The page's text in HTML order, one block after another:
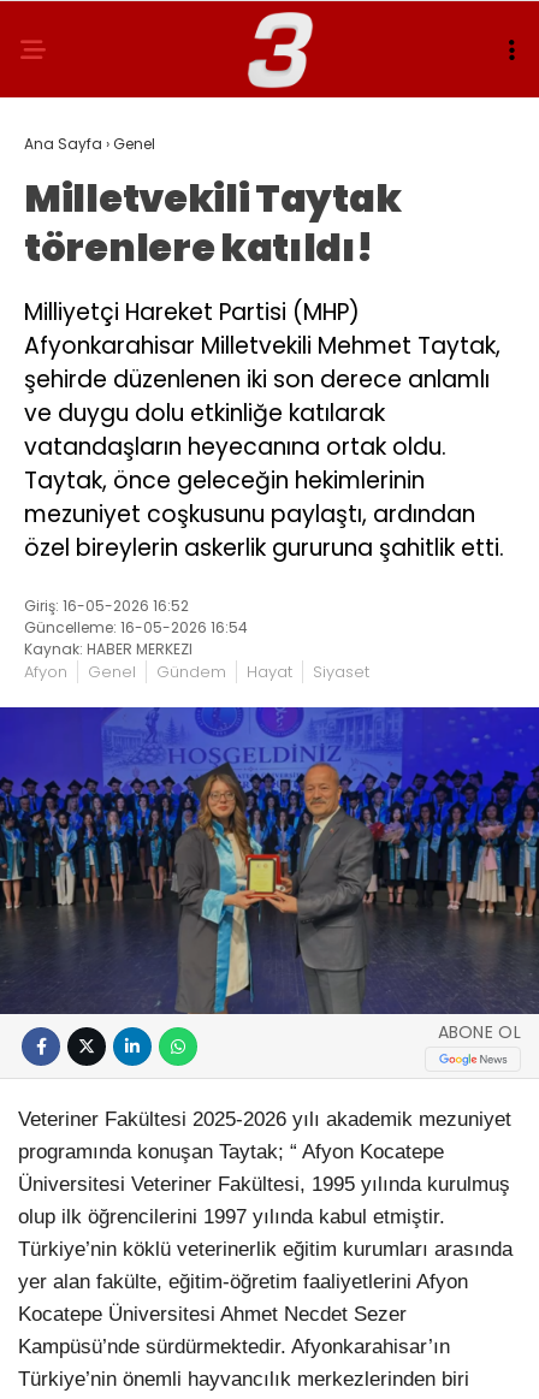
Ana Sayfa ›Genel
Milletvekili Taytak
törenlere katıldı!
Milliyetçi Hareket Partisi (MHP)
Afyonkarahisar Milletvekili Mehmet Taytak,
şehirde düzenlenen iki son derece anlamlı
ve duygu dolu etkinliğe katılarak
vatandaşların heyecanına ortak oldu.
Taytak, önce geleceğin hekimlerinin
mezuniyet coşkusunu paylaştı, ardından
özel bireylerin askerlik gururuna şahitlik etti.
Giriş: 16-05-2026 16:52
Güncelleme: 16-05-2026 16:54
Kaynak: HABER MERKEZI
Afyon Genel Gündem Hayat Siyaset
ABONE OL
Veteriner Fakültesi 2025-2026 yılı akademik mezuniyet
programında konuşan Taytak; “ Afyon Kocatepe
Üniversitesi Veteriner Fakültesi, 1995 yılında kurulmuş
olup ilk öğrencilerini 1997 yılında kabul etmiştir.
Türkiye’nin köklü veterinerlik eğitim kurumları arasında
yer alan fakülte, eğitim-öğretim faaliyetlerini Afyon
Kocatepe Üniversitesi Ahmet Necdet Sezer
Kampüsü’nde sürdürmektedir. Afyonkarahisar’ın
Türkiye’nin önemli hayvancılık merkezlerinden biri